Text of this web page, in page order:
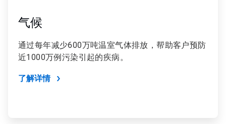
气候
通过每年减少600万吨温室气体排放，帮助客户预防
近1000万例污染引起的疾病。
了解详情